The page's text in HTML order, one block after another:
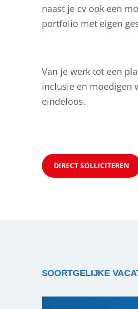
naast je cv ook een
portfolio met eigen
Van je werk tot een
inclusie en moedigen
eindeloos.
DIRECT SOLLICITEREN
SOORTGELIJKE